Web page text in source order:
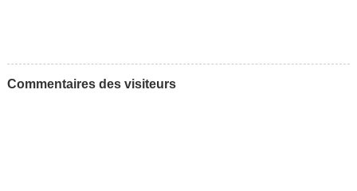
Commentaires des visiteurs